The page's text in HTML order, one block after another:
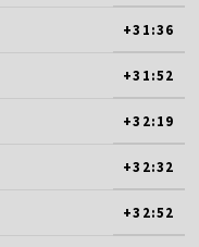
+31:36
+31:52
+32:19
+32:32
+32:52